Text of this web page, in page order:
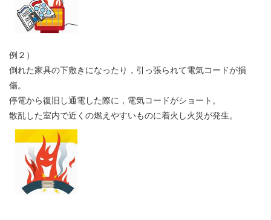
例２）
倒れた家具の下敷きになったり，引っ張られて電気コードが損
傷。
停電から復旧し通電した際に，電気コードがショート。
散乱した室内で近くの燃えやすいものに着火し火災が発生。